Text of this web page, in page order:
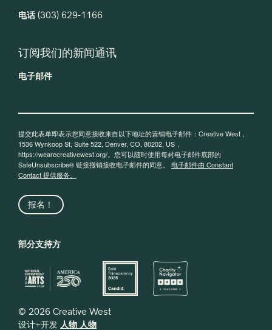
电话(303) 629-1166
订阅我们的新闻通讯
电子邮件
提交此表单即表示您同意接收来自以下地址的营销电子邮件：Creative West，
1536 Wynkoop St, Suite 522, Denver, CO, 80202, US，
https://wearecreativewest.org/。您可以随时使用每封电子邮件底部的
SafeUnsubscribe® 链接撤销接收电子邮件的同意。 电子邮件由 Constant
Contact 提供服务。
报名！
部分支持方
© 2026 Creative West
设计+开发 人物 人物